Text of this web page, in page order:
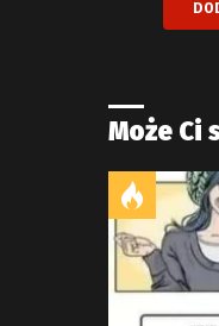
Może Ci